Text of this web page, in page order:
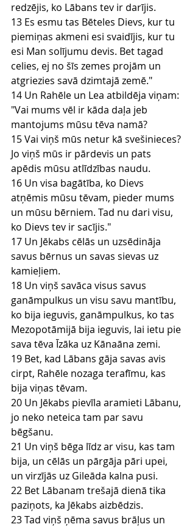
redzējis, ko Lābans tev ir darījis.
13 Es esmu tas Bēteles Dievs, kur tu
piemiņas akmeni esi svaidījis, kur tu
esi Man solījumu devis. Bet tagad
celies, ej no šīs zemes projām un
atgriezies savā dzimtajā zemē."
14 Un Rahēle un Lea atbildēja viņam:
"Vai mums vēl ir kāda daļa jeb
mantojums mūsu tēva namā?
15 Vai viņš mūs netur kā svešinieces?
Jo viņš mūs ir pārdevis un pats
apēdis mūsu atlīdzības naudu.
16 Un visa bagātība, ko Dievs
atņēmis mūsu tēvam, pieder mums
un mūsu bērniem. Tad nu dari visu,
ko Dievs tev ir sacījis."
17 Un Jēkabs cēlās un uzsēdināja
savus bērnus un savas sievas uz
kamieļiem.
18 Un viņš savāca visus savus
ganāmpulkus un visu savu mantību,
ko bija ieguvis, ganāmpulkus, ko tas
Mezopotāmijā bija ieguvis, lai ietu pie
sava tēva Īzāka uz Kānaāna zemi.
19 Bet, kad Lābans gāja savas avis
cirpt, Rahēle nozaga terafīmu, kas
bija viņas tēvam.
20 Un Jēkabs pievīla aramieti Lābanu,
jo neko neteica tam par savu
bēgšanu.
21 Un viņš bēga līdz ar visu, kas tam
bija, un cēlās un pārgāja pāri upei,
un virzījās uz Gileāda kalna pusi.
22 Bet Lābanam trešajā dienā tika
paziņots, ka Jēkabs aizbēdzis.
23 Tad viņš ņēma savus brāļus un